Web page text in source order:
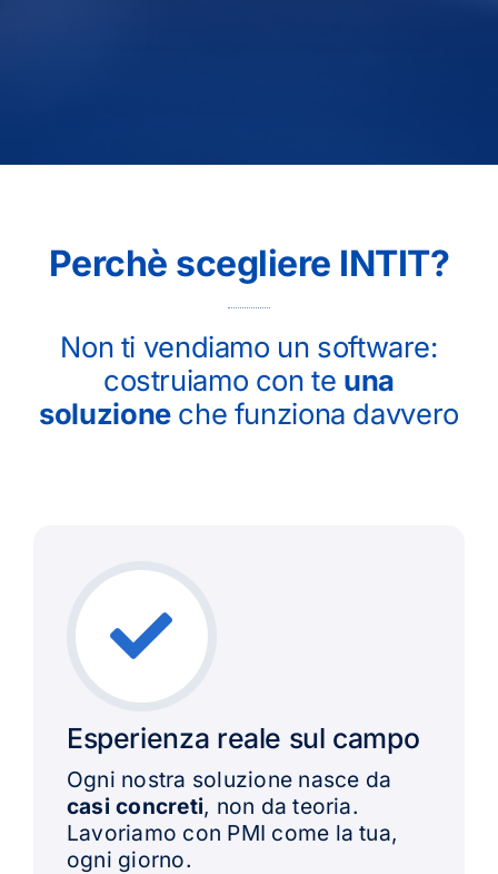
Perchè scegliere INTIT?
Non ti vendiamo un software:
costruiamo con te una
soluzioneche funziona davvero
Esperienza reale sul campo
Ogni nostra soluzione nasce da
casi concreti, non da teoria.
Lavoriamo con PMI come la tua,
ogni giorno.